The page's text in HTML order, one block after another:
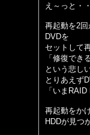
え～っと・
再起動を2
DVDを
セットして
「修復でき
という悲し
とりあえず
「いま
再起動をか
HDDが見つ